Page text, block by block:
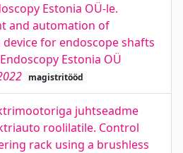
Estonia OÜ-le.
and automation of
for endoscope shafts
Estonia OÜ
magistritööd
juhtseadme
roolilatile. Control
rack using a brushless